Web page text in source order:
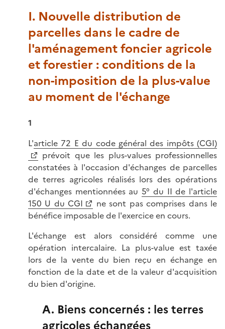
I. Nouvelle distribution de
parcelles dans le cadre de
l'aménagement foncier agricole
et forestier : conditions de la
non-imposition de la plus-value
au moment de l'échange
1
L'article 72 E du code général des impôts (CGI)
prévoit que les plus-values professionnelles
constatées à l'occasion d'échanges de parcelles
de terres agricoles réalisés lors des opérations
d'échanges mentionnées au 5° du II de l'article
150 U du CGI
ne sont pas comprises dans le
bénéfice imposable de l'exercice en cours.
L'échange est alors considéré comme une
opération intercalaire. La plus-value est taxée
lors de la vente du bien reçu en échange en
fonction de la date et de la valeur d'acquisition
du bien d'origine.
A. Biens concernés : les terres
agricoles échangées